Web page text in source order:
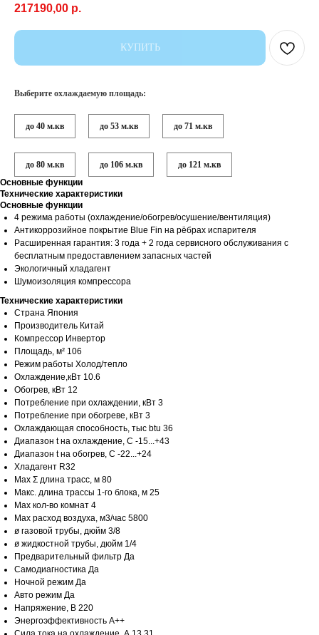
217190,00 р.
КУПИТЬ
Выберите охлаждаемую площадь:
до 40 м.кв до 53 м.кв до 71 м.кв
до 80 м.кв до 106 м.кв
до 121 м.кв
Основные функции
Технические характеристики
Основные функции
4 режима работы (охлаждение/обогрев/осушение/вентиляция)
Антикоррозийное покрытие Blue Fin на рёбрах испарителя
Расширенная гарантия: 3 года + 2 года сервисного обслуживания с
бесплатным предоставлением запасных частей
Экологичный хладагент
Шумоизоляция компрессора
Технические характеристики
Страна Япония
Производитель Китай
Компрессор Инвертор
Площадь, м² 106
Режим работы Холод/тепло
Охлаждение,кВт 10.6
Обогрев, кВт 12
Потребление при охлаждении, кВт 3
Потребление при обогреве, кВт 3
Охлаждающая способность, тыс btu 36
Диапазон t на охлаждение, С -15...+43
Диапазон t на обогрев, С -22...+24
Хладагент R32
Max Σ длина трасс, м 80
Макс. длина трассы 1-го блока, м 25
Max кол-во комнат 4
Max расход воздуха, м3/час 5800
ø газовой трубы, дюйм 3/8
ø жидкостной трубы, дюйм 1/4
Предварительный фильтр Да
Самодиагностика Да
Ночной режим Да
Авто режим Да
Напряжение, В 220
Энергоэффективность A++